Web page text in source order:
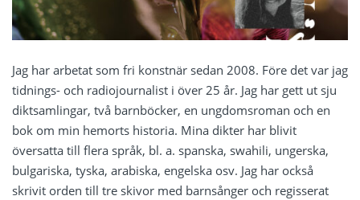
Jag har arbetat som fri konstnär sedan 2008. Före det var jag
tidnings- och radiojournalist i över 25 år. Jag har gett ut sju
diktsamlingar, två barnböcker, en ungdomsroman och en
bok om min hemorts historia. Mina dikter har blivit
översatta till flera språk, bl. a. spanska, swahili, ungerska,
bulgariska, tyska, arabiska, engelska osv. Jag har också
skrivit orden till tre skivor med barnsånger och regisserat